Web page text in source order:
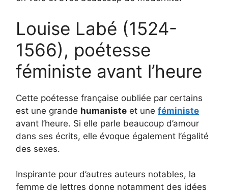
Louise Labé (1524-
1566), poétesse
féministe avant l’heure
Cette poétesse française oubliée par certains
est une grande humaniste et une féministe
avant l’heure. Si elle parle beaucoup d’amour
dans ses écrits, elle évoque également l’égalité
des sexes.
Inspirante pour d’autres auteurs notables, la
femme de lettres donne notamment des idées